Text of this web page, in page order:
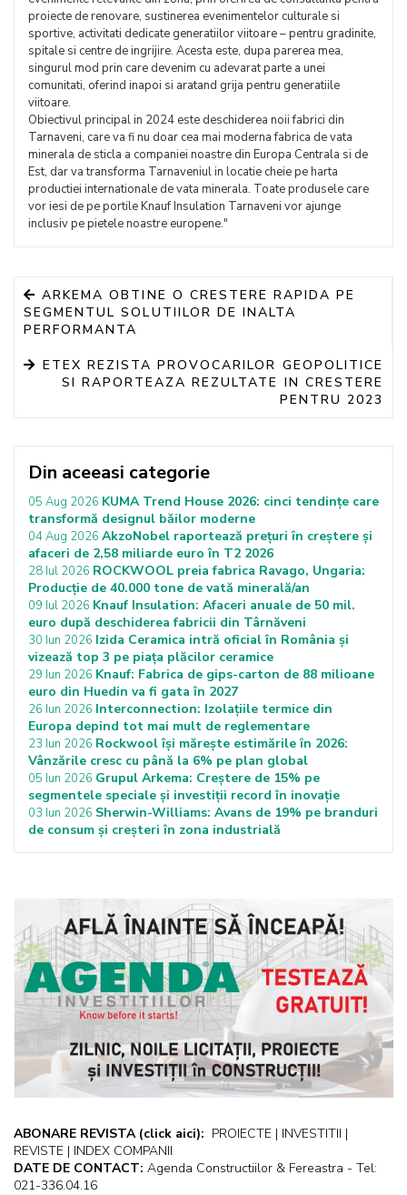
proiecte de renovare, sustinerea evenimentelor culturale si
sportive, activitati dedicate generatiilor viitoare – pentru gradinite,
spitale si centre de ingrijire. Acesta este, dupa parerea mea,
singurul mod prin care devenim cu adevarat parte a unei
comunitati, oferind inapoi si aratand grija pentru generatiile
viitoare.
Obiectivul principal in 2024 este deschiderea noii fabrici din
Tarnaveni, care va fi nu doar cea mai moderna fabrica de vata
minerala de sticla a companiei noastre din Europa Centrala si de
Est, dar va transforma Tarnaveniul in locatie cheie pe harta
productiei internationale de vata minerala. Toate produsele care
vor iesi de pe portile Knauf Insulation Tarnaveni vor ajunge
inclusiv pe pietele noastre europene."
ARKEMA OBTINE O CRESTERE RAPIDA PE
SEGMENTUL SOLUTIILOR DE INALTA
PERFORMANTA
ETEX REZISTA PROVOCARILOR GEOPOLITICE
SI RAPORTEAZA REZULTATE IN CRESTERE
PENTRU 2023
Din aceeasi categorie
05 Aug 2026 KUMA Trend House 2026: cinci tendințe care
transformă designul băilor moderne
04 Aug 2026 AkzoNobel raportează prețuri în creștere și
afaceri de 2,58 miliarde euro în T2 2026
28 Iul 2026 ROCKWOOL preia fabrica Ravago, Ungaria:
Producție de 40.000 tone de vată minerală/an
09 Iul 2026 Knauf Insulation: Afaceri anuale de 50 mil.
euro după deschiderea fabricii din Târnăveni
30 Iun 2026 Izida Ceramica intră oficial în România și
vizează top 3 pe piața plăcilor ceramice
29 Iun 2026 Knauf: Fabrica de gips-carton de 88 milioane
euro din Huedin va fi gata în 2027
26 Iun 2026 Interconnection: Izolațiile termice din
Europa depind tot mai mult de reglementare
23 Iun 2026 Rockwool își mărește estimările în 2026:
Vânzările cresc cu până la 6% pe plan global
05 Iun 2026 Grupul Arkema: Creștere de 15% pe
segmentele speciale și investiții record în inovație
03 Iun 2026 Sherwin-Williams: Avans de 19% pe branduri
de consum și creșteri în zona industrială
ABONARE REVISTA (click aici): PROIECTE | INVESTITII |
REVISTE | INDEX COMPANII
DATE DE CONTACT: Agenda Constructiilor & Fereastra - Tel:
021-336.04.16